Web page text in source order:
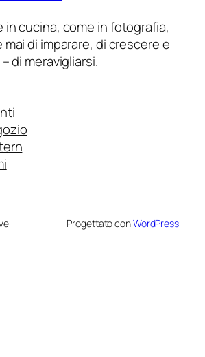
in cucina, come in fotografia,
di imparare, di crescere e
di meravigliarsi.
Progettato conWordPress